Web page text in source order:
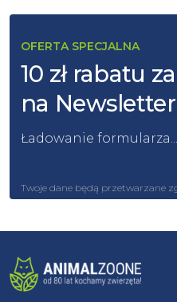
OFERTA SPECJALNA
10 zł rabatu
na Newsletter
Ładowanie formularza...
Twoje dane będą przetwarzane